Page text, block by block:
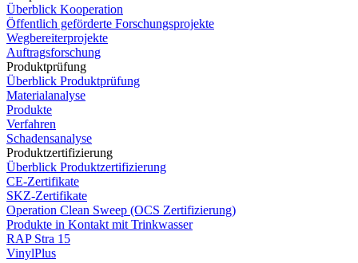
Überblick Kooperation
Öffentlich geförderte Forschungsprojekte
Wegbereiterprojekte
Auftragsforschung
Produktprüfung
Überblick Produktprüfung
Materialanalyse
Produkte
Verfahren
Schadensanalyse
Produktzertifizierung
Überblick Produktzertifizierung
CE-Zertifikate
SKZ-Zertifikate
Operation Clean Sweep (OCS Zertifizierung)
Produkte in Kontakt mit Trinkwasser
RAP Stra 15
VinylPlus